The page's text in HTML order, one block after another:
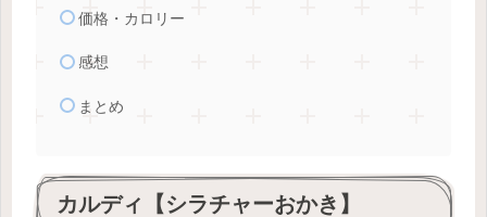
価格・カロリー
感想
まとめ
カルディ【シラチャーおかき】